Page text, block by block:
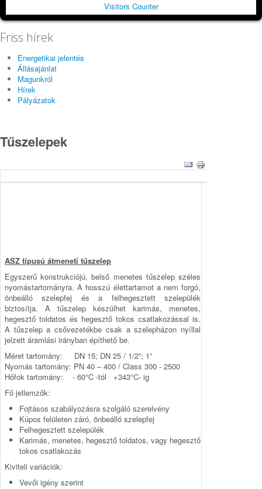
Visitors Counter
Friss hírek
Energetikai jelentés
Állásajánlat
Magunkról
Hírek
Pályázatok
Tűszelepek
ASZ típusú átmeneti tűszelep
Egyszerű konstrukciójú, belső menetes tűszelep széles
nyo­más­tartományra. A hosszú élettartamot a nem forgó,
ön­beálló szelepfej és a felhegesztett szelepülék
biztosítja. A tű­szelep készülhet karimás, menetes,
hegesztő toldatos és hegesztő tokos csatlakozással is.
A tűszelep a csőve­ze­tékbe csak a szelepházon nyíllal
jelzett áramlási irányban épít­hető be.
Méret tartomány: DN 15; DN 25 / 1/2”; 1”
Nyomás tartomány: PN 40 – 400 / Class 300 - 2500
Hőfok tartomány: - 60°C -tól +343°C- ig
Fő jellemzők:
Fojtásos szabályozásra szolgáló szerelvény
Kúpos felületen záró, önbeálló szelepfej
Felhegesztett szelepülék
Karimás, menetes, hegesztő toldatos, vagy hegesztő
tokos csatlakozás
Kiviteli variációk:
Vevői igény szerint